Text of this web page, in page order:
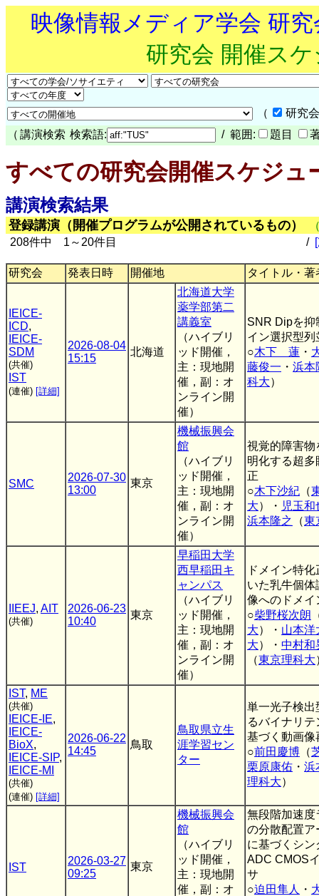
映像情報メディア学会 研
研究会 開催ス
（
研究
（ 講演検索 検索語: / 範囲: 題目
すべての研究会開催スケジュ
講演検索結果
登録講演（開催プログラムが公開されているもの）
208件中 1～20件目
/
研究会 発表日時 開催地 タイトル・著
IEICE-
ICD,
IEICE-
SDM
(共催)
IST
(連催) [詳細]
2026-08-04
15:15
北海道
北海道大学
薬学部第二
講義室
（ハイブリ
ッド開催，
主：現地開
催，副：オ
ンライン開
催）
SNR Dipを抑
イン選択型列
○木下 蓮 ・
藤俊一 ・ 浜本
科大）
SMC
2026-07-30
13:00
東京
機械振興会
館
（ハイブリ
ッド開催，
主：現地開
催，副：オ
ンライン開
催）
視覚的障害物
明化する超
正
○木下沙紀 （
大）・ 児玉和
浜本隆之
（東
IIEEJ, AIT
(共催)
2026-06-23
10:40
東京
早稲田大学
西早稲田キ
ャンパス
（ハイブリ
ッド開催，
主：現地開
催，副：オ
ンライン開
催）
ドメイン特
いた乳牛個
像へのドメイ
○柴野桜次朗
大）・ 山本洋
大）・ 中村和
（東京理科大
IST, ME
(共催)
IEICE-IE,
IEICE-
BioX,
IEICE-SIP,
IEICE-MI
(共催)
(連催) [詳細]
2026-06-22
14:45
鳥取
鳥取県立生
涯学習セン
ター
単一光子検出
るバイナリ
基づく動画像
○前田慶博 （
栗原康佑 ・ 浜
理科大）
IST
2026-03-27
09:25
東京
機械振興会
館
（ハイブリ
ッド開催，
主：現地開
催，副：オ
無段階加速度
の分散配置ア
に基づくシ
ADC CMOS
サ
○迫田隼人 ・